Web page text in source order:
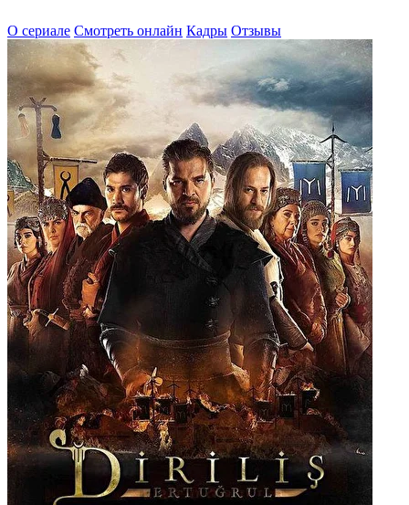
О сериале Смотреть онлайн Кадры Отзывы